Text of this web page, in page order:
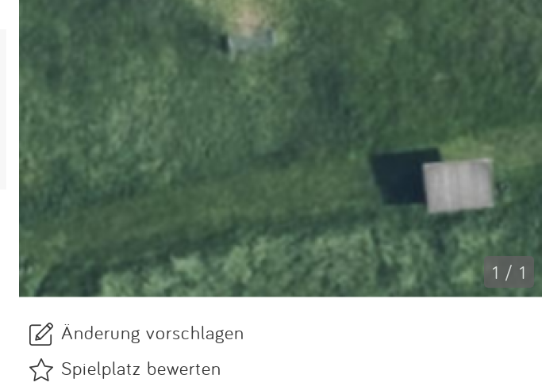
1 / 1
Änderung vorschlagen
Spielplatz bewerten